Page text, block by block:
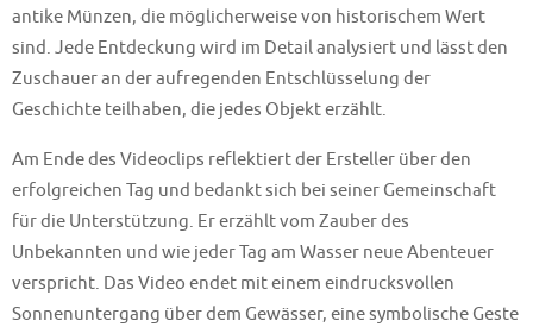
antike Münzen, die möglicherweise von historischem Wert
sind. Jede Entdeckung wird im Detail analysiert und lässt den
Zuschauer an der aufregenden Entschlüsselung der
Geschichte teilhaben, die jedes Objekt erzählt.
Am Ende des Videoclips reflektiert der Ersteller über den
erfolgreichen Tag und bedankt sich bei seiner Gemeinschaft
für die Unterstützung. Er erzählt vom Zauber des
Unbekannten und wie jeder Tag am Wasser neue Abenteuer
verspricht. Das Video endet mit einem eindrucksvollen
Sonnenuntergang über dem Gewässer, eine symbolische Geste